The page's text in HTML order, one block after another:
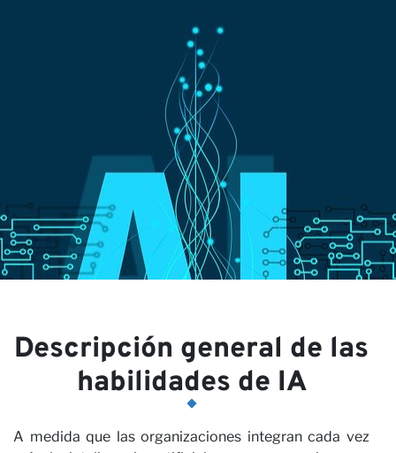
Descripción general de las
habilidades de IA
A medida que las organizaciones integran cada vez